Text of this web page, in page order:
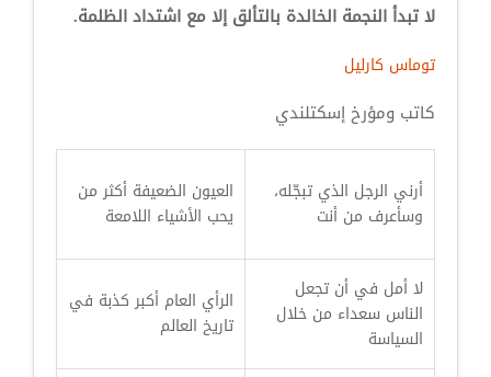
لا تبدأ النجمة الخالدة بالتألق إلا مع اشتداد الظلمة.
توماس كارليل
كاتب ومؤرخ إسكتلندي
أرني الرجل الذي تبجّله،
وسأعرف من أنت
العيون الضعيفة أكثر من
يحب الأشياء اللامعة
لا أمل في أن تجعل
الناس سعداء من خلال
السياسة
الرأي العام أكبر كذبة في
تاريخ العالم